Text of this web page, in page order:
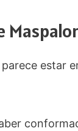
estar